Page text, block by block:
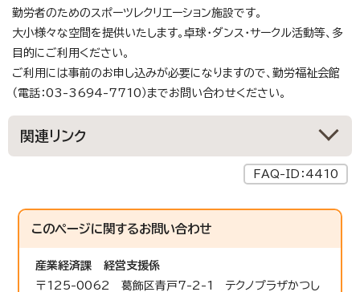
勤労者のためのスポーツレクリエーション施設です。
大小様々な空間を提供いたします。卓球・ダンス・サークル活動等、多
目的にご利用ください。
ご利用には事前のお申し込みが必要になりますので、勤労福祉会館
（電話：03-3694-7710）までお問い合わせください。
関連リンク
FAQ-ID：4410
このページに関するお問い合わせ
産業経済課
経営支援係
〒125-0062 葛飾区青戸7-2-1 テクノプラザかつし